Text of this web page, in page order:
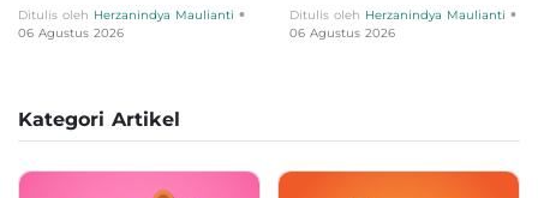
Ditulis oleh Herzanindya Maulianti •
06 Agustus 2026
Ditulis oleh Herzanindya Maulianti •
06 Agustus 2026
Kategori Artikel